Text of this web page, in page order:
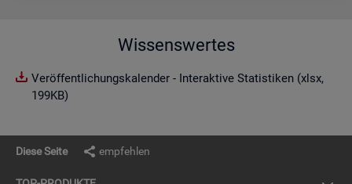
Wissenswertes
Veröffentlichungskalender - Interaktive Statistiken (xlsx,
199KB)
Diese Seite empfehlen